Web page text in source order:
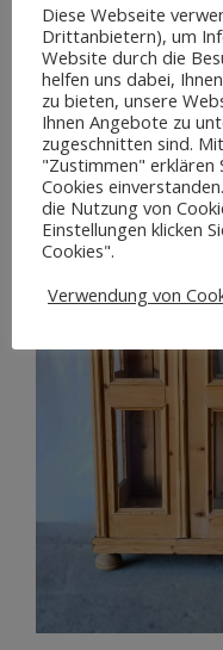
Diese Webseite
Drittanbietern), um
Website durch die
helfen uns dabei,
zu bieten, unsere
Ihnen Angebote zu
zugeschnitten sind.
"Zustimmen" erklären
Cookies
die Nutzung von
Einstellungen klicken
Cookies".
Verwendung von